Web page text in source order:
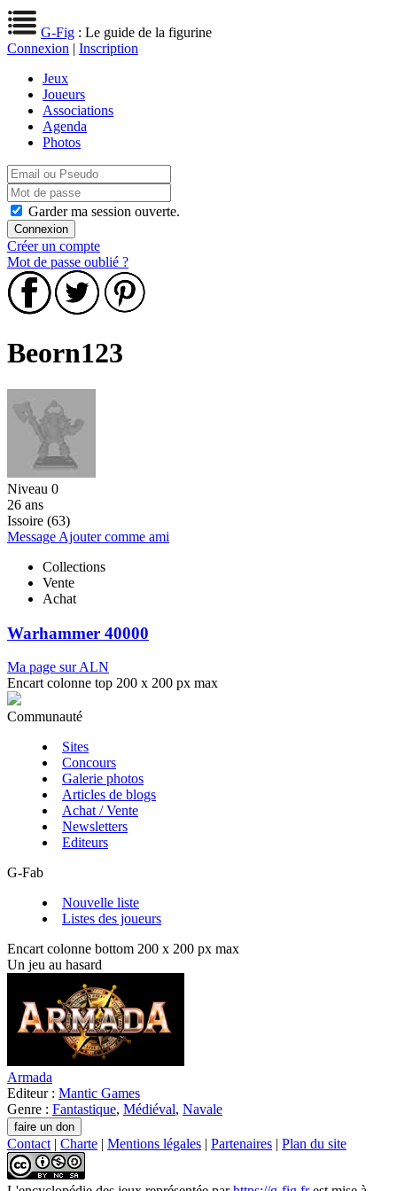
G-Fig : Le guide de la figurine
Connexion | Inscription
Jeux
Joueurs
Associations
Agenda
Photos
Garder ma session ouverte.
Créer un compte
Mot de passe oublié ?
Beorn123
Niveau 0
26 ans
Issoire (63)
Message Ajouter comme ami
Collections
Vente
Achat
Warhammer 40000
Ma page sur ALN
Encart colonne top 200 x 200 px max
Communauté
Sites
Concours
Galerie photos
Articles de blogs
Achat / Vente
Newsletters
Editeurs
G-Fab
Nouvelle liste
Listes des joueurs
Encart colonne bottom 200 x 200 px max
Un jeu au hasard
Armada
Editeur : Mantic Games
Genre : Fantastique, Médiéval, Navale
Contact | Charte | Mentions légales | Partenaires | Plan du site